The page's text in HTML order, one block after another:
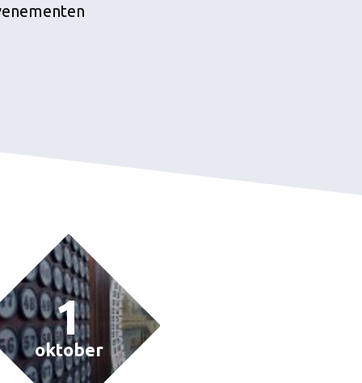
1
oktober